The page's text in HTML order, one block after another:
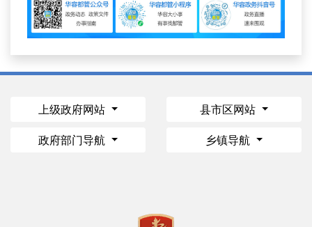
上级政府网站 县市区网站
政府部门导航 乡镇导航